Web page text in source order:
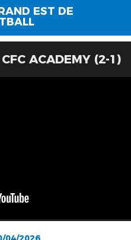
EST DE
ACADEMY (2-1)